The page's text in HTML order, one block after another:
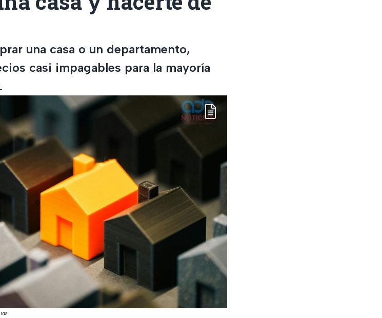
una casa o un departamento,
casi impagables para la mayoría